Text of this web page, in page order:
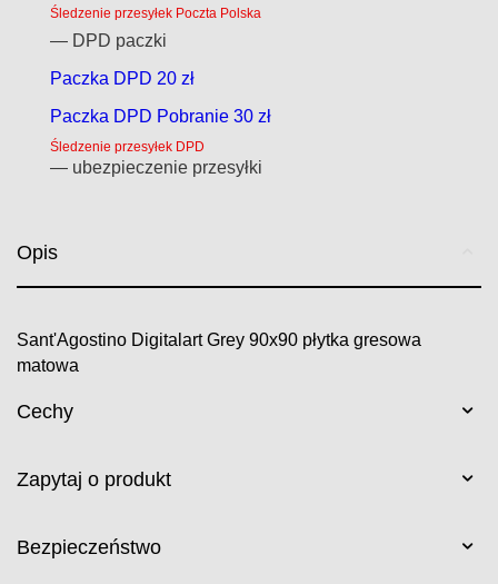
Śledzenie przesyłek Poczta Polska
— DPD paczki
Paczka DPD 20 zł
Paczka DPD Pobranie 30 zł
Śledzenie przesyłek DPD
— ubezpieczenie przesyłki
Opis
Sant'Agostino Digitalart Grey 90x90 płytka gresowa
matowa
Cechy
Zapytaj o produkt
Bezpieczeństwo